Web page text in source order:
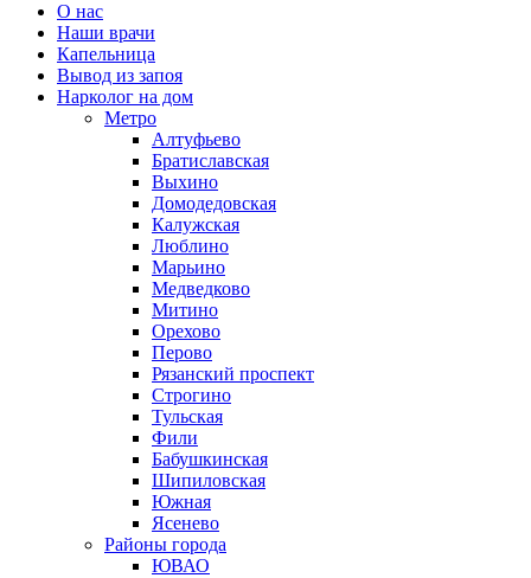
О нас
Наши врачи
Капельница
Вывод из запоя
Нарколог на дом
Метро
Алтуфьево
Братиславская
Выхино
Домодедовская
Калужская
Люблино
Марьино
Медведково
Митино
Орехово
Перово
Рязанский проспект
Строгино
Тульская
Фили
Бабушкинская
Шипиловская
Южная
Ясенево
Районы города
ЮВАО